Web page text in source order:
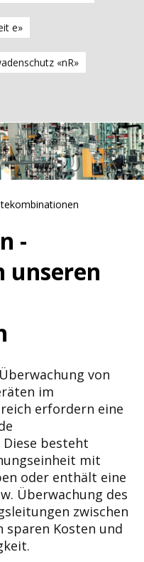
e»
«nR»
-
unseren
von
im
erfordern eine
besteht
mit
oder enthält eine
Überwachung des
zwischen
sparen Kosten und